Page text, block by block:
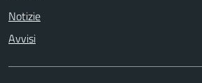
Notizie
Avvisi